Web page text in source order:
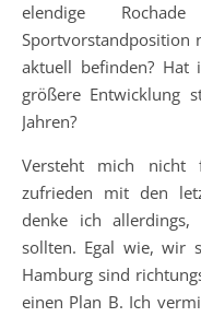
elendige
Sportvorstandposition
aktuell befinden?
größere Entwicklung
Jahren?
Versteht mich nicht
zufrieden mit den
denke ich
sollten. Egal wie, wir
Hamburg sind
einen Plan B. Ich